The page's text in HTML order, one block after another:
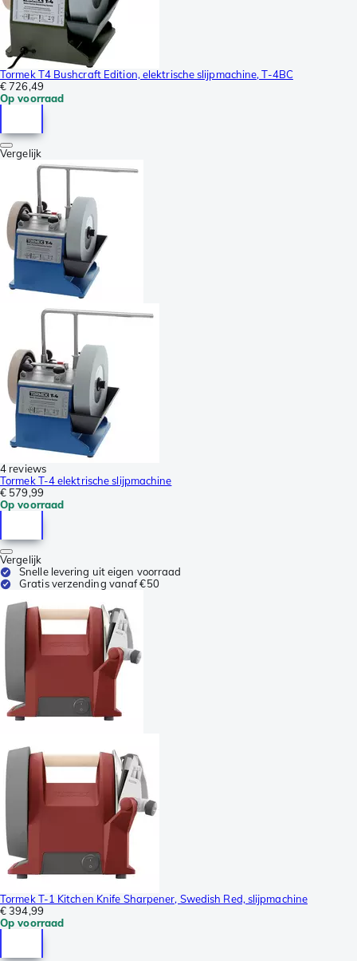
Tormek T4 Bushcraft Edition, elektrische slijpmachine, T-4BC
€ 726,49
Op voorraad
Vergelijk
4 reviews
Tormek T-4 elektrische slijpmachine
€ 579,99
Op voorraad
Vergelijk
Snelle levering uit eigen voorraad
Gratis verzending vanaf €50
Tormek T-1 Kitchen Knife Sharpener, Swedish Red, slijpmachine
€ 394,99
Op voorraad